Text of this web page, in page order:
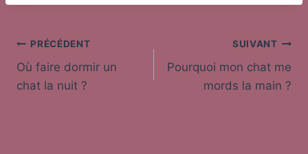
Navigation
de
PRÉCÉDENT
Où faire dormir un
chat la nuit ?
SUIVANT
Pourquoi mon chat me
mords la main ?